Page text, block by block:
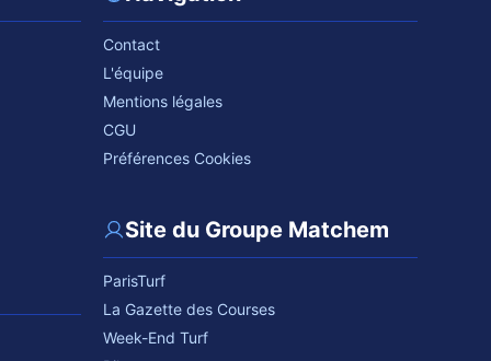
Contact
L'équipe
Mentions légales
CGU
Préférences Cookies
Site du Groupe Matchem
ParisTurf
La Gazette des Courses
Week-End Turf